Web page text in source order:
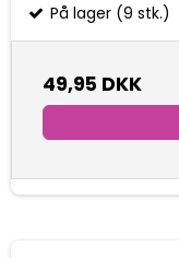
På lager (9 stk.)
49,95 DKK